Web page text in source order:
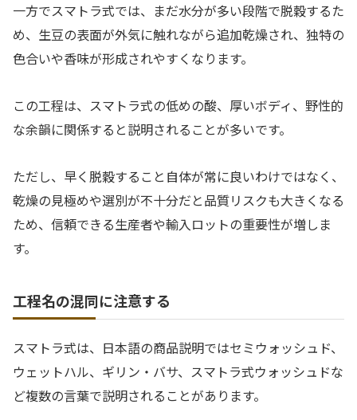
一方でスマトラ式では、まだ水分が多い段階で脱穀するた
め、生豆の表面が外気に触れながら追加乾燥され、独特の
色合いや香味が形成されやすくなります。
この工程は、スマトラ式の低めの酸、厚いボディ、野性的
な余韻に関係すると説明されることが多いです。
ただし、早く脱穀すること自体が常に良いわけではなく、
乾燥の見極めや選別が不十分だと品質リスクも大きくなる
ため、信頼できる生産者や輸入ロットの重要性が増しま
す。
工程名の混同に注意する
スマトラ式は、日本語の商品説明ではセミウォッシュド、
ウェットハル、ギリン・バサ、スマトラ式ウォッシュドな
ど複数の言葉で説明されることがあります。